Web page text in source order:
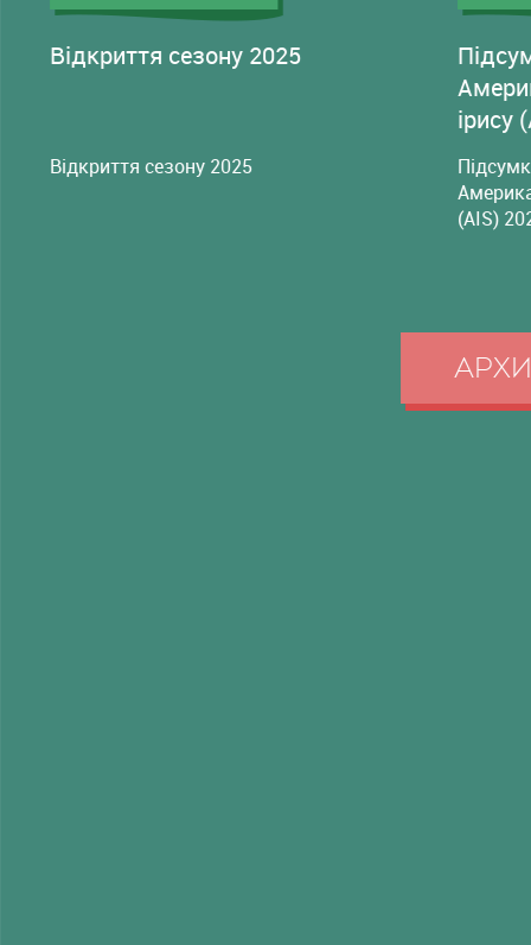
Відкриття сезону 2025
Відкриття сезону 2025
ірису
(AIS)